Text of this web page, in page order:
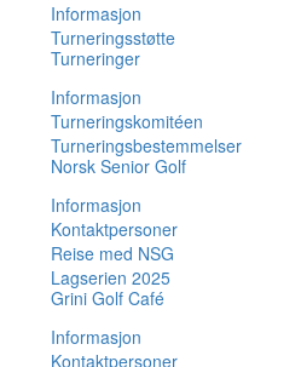
Informasjon
Turneringsstøtte
Turneringer
Informasjon
Turneringskomitéen
Turneringsbestemmelser
Norsk Senior Golf
Informasjon
Kontaktpersoner
Reise med NSG
Lagserien 2025
Grini Golf Café
Informasjon
Kontaktpersoner